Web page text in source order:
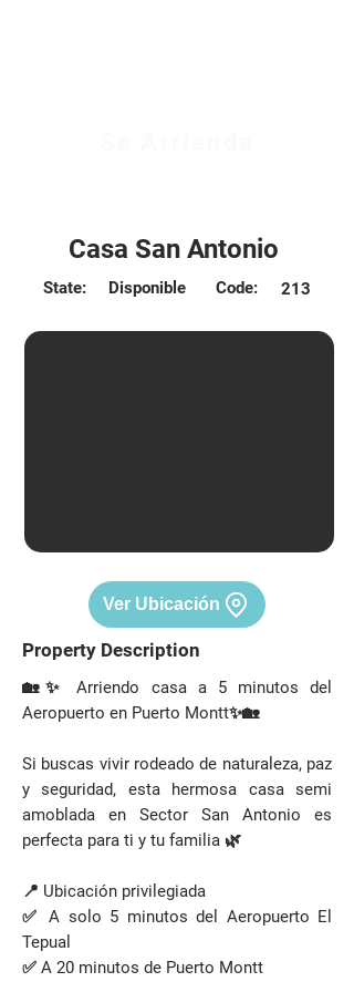
Casa San Antonio
Code: 213
State: Disponible
Ver Ubicación
Property Description
🏡✨ Arriendo casa a 5 minutos del
Aeropuerto en Puerto Montt✨🏡
Si buscas vivir rodeado de naturaleza, paz
y seguridad, esta hermosa casa semi
amoblada en Sector San Antonio es
perfecta para ti y tu familia 🌿
📍 Ubicación privilegiada
✅ A solo 5 minutos del Aeropuerto El
Tepual
✅ A 20 minutos de Puerto Montt